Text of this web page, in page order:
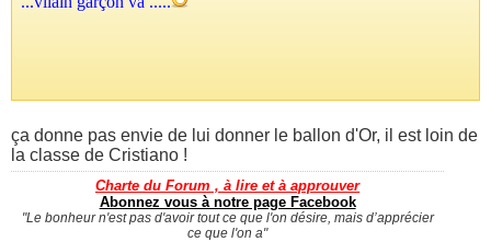
ça donne pas envie de lui donner le ballon d'Or, il est loin de
la classe de Cristiano !
Charte du Forum , à lire et à approuver
Abonnez vous à notre page Facebook
"Le bonheur n'est pas d'avoir tout ce que l'on désire, mais d’apprécier
ce que l'on a"